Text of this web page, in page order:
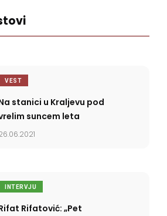
VEST
stanici u Kraljevu pod
suncem leta
INTERVJU
Rifatović: „Pet